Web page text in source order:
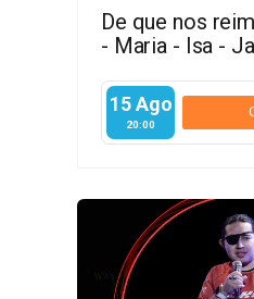
De que nos
- Maria - Isa -
15 Ago
20:00